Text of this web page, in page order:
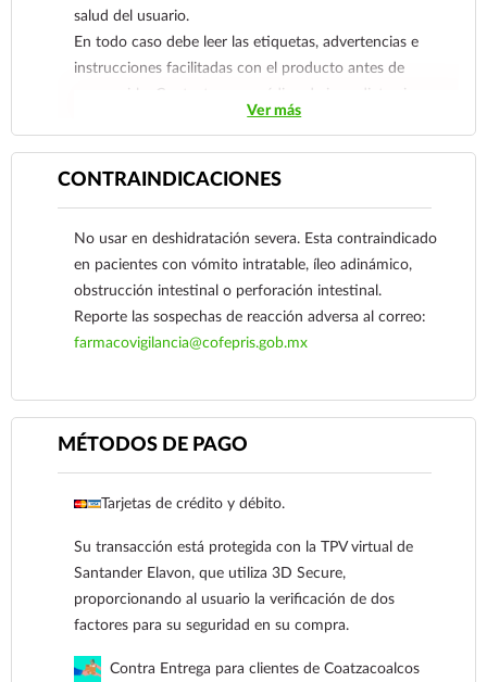
salud del usuario.
En todo caso debe leer las etiquetas, advertencias e
instrucciones facilitadas con el producto antes de
consumirlo. Contacte a su médico de inmediato si
sospecha que tiene un problema de salud.
Ver más
CONTRAINDICACIONES
No usar en deshidratación severa. Esta contraindicado
en pacientes con vómito intratable, íleo adinámico,
obstrucción intestinal o perforación intestinal.
Reporte las sospechas de reacción adversa al correo:
farmacovigilancia@cofepris.gob.mx
MÉTODOS DE PAGO
Tarjetas de crédito y débito.
Su transacción está protegida con la TPV virtual de
Santander Elavon, que utiliza 3D Secure,
proporcionando al usuario la verificación de dos
factores para su seguridad en su compra.
Contra Entrega para clientes de Coatzacoalcos